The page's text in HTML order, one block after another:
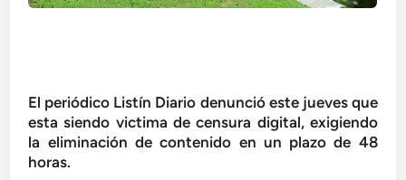
El periódico Listín Diario denunció este jueves que
esta siendo victima de censura digital, exigiendo
la eliminación de contenido en un plazo de 48
horas.